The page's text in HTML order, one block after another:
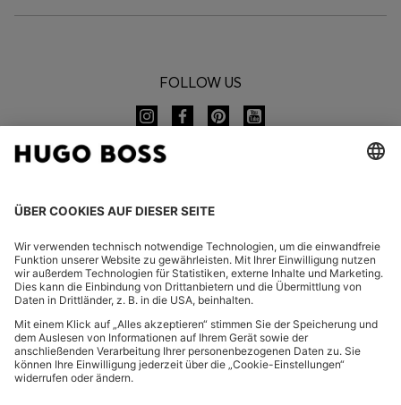
FOLLOW US
CHANGE COUNTRY:
FAQ ImpressumDatenschutzBarrierefreiheitserklärung
Datenschutz HUGO BOSS EXPERIENCE